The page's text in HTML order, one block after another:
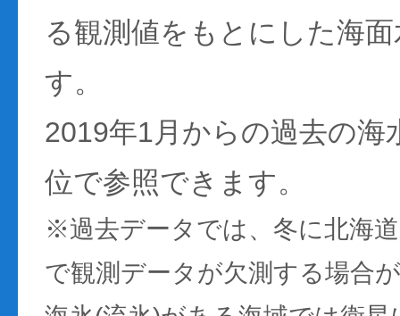
る観測値をもとにした海
す。
2019年1月からの過去の海
位で参照できます。
※過去データでは、冬に北海
で観測データが欠測する場合